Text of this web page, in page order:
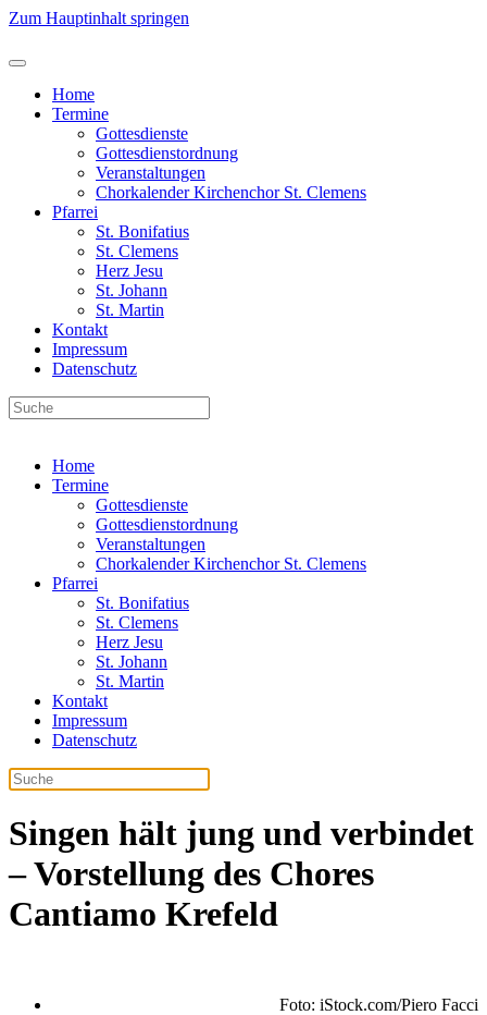
Zum Hauptinhalt springen
Home
Termine
Gottesdienste
Gottesdienstordnung
Veranstaltungen
Chorkalender Kirchenchor St. Clemens
Pfarrei
St. Bonifatius
St. Clemens
Herz Jesu
St. Johann
St. Martin
Kontakt
Impressum
Datenschutz
Home
Termine
Gottesdienste
Gottesdienstordnung
Veranstaltungen
Chorkalender Kirchenchor St. Clemens
Pfarrei
St. Bonifatius
St. Clemens
Herz Jesu
St. Johann
St. Martin
Kontakt
Impressum
Datenschutz
Singen hält jung und verbindet
– Vorstellung des Chores
Cantiamo Krefeld
Foto: iStock.com/Piero Facci